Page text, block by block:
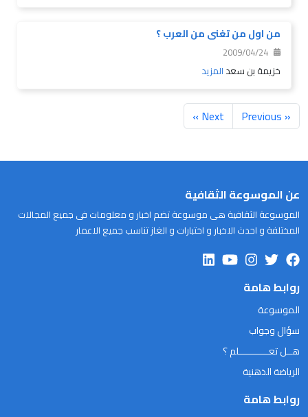
من اول من تغنى من العرب ؟
2009/04/24
خزيمة بن سعد المزيد
« Previous
Next »
عن الموسوعة الثقافية
الموسوعة الثقافية هى موسوعة تضم اخبار و معلومات فى جميع المجالات
المختلفة و احدث الاخبار و اختبارات و الغاز تناسب جميع الاعمار
روابط هامة
الموسوعة
سؤال وجواب
هــل تعـــــــــــلم ؟
الرياضة الذهنية
روابط هامة